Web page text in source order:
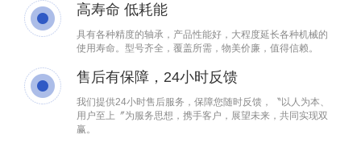
高寿命 低耗能
具有各种精度的轴承，产品性能好，大程度延长各种机械的
使用寿命。型号齐全，覆盖所需，物美价廉，值得信赖。
售后有保障，24小时反馈
我们提供24小时售后服务，保障您随时反馈，〝以人为本、
用户至上〞为服务思想，携手客户，展望未来，共同实现双
赢。